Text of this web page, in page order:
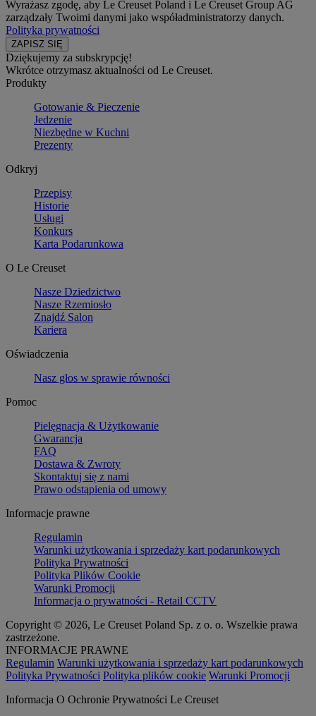
Wyrażasz zgodę, aby Le Creuset Poland i Le Creuset Group AG
zarządzały Twoimi danymi jako współadministratorzy danych.
Polityka prywatności
Dziękujemy za subskrypcję!
Wkrótce otrzymasz aktualności od Le Creuset.
Produkty
Gotowanie & Pieczenie
Jedzenie
Niezbędne w Kuchni
Prezenty
Odkryj
Przepisy
Historie
Usługi
Konkurs
Karta Podarunkowa
O Le Creuset
Nasze Dziedzictwo
Nasze Rzemiosło
Znajdź Salon
Kariera
Oświadczenia
Nasz głos w sprawie równości
Pomoc
Pielęgnacja & Użytkowanie
Gwarancja
FAQ
Dostawa & Zwroty
Skontaktuj się z nami
Prawo odstąpienia od umowy
Informacje prawne
Regulamin
Warunki użytkowania i sprzedaży kart podarunkowych
Polityka Prywatności
Polityka Plików Cookie
Warunki Promocji
Informacja o prywatności - Retail CCTV
Copyright © 2026, Le Creuset Poland Sp. z o. o. Wszelkie prawa
zastrzeżone.
INFORMACJE PRAWNE
Regulamin Warunki użytkowania i sprzedaży kart podarunkowych
Polityka Prywatności Polityka plików cookie Warunki Promocji
Informacja O Ochronie Prywatności Le Creuset